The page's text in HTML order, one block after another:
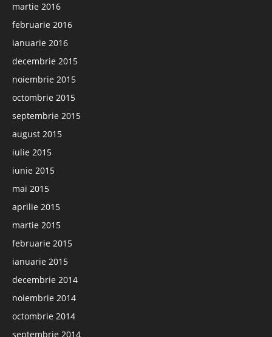
martie 2016
februarie 2016
ianuarie 2016
decembrie 2015
noiembrie 2015
octombrie 2015
septembrie 2015
august 2015
iulie 2015
iunie 2015
mai 2015
aprilie 2015
martie 2015
februarie 2015
ianuarie 2015
decembrie 2014
noiembrie 2014
octombrie 2014
septembrie 2014